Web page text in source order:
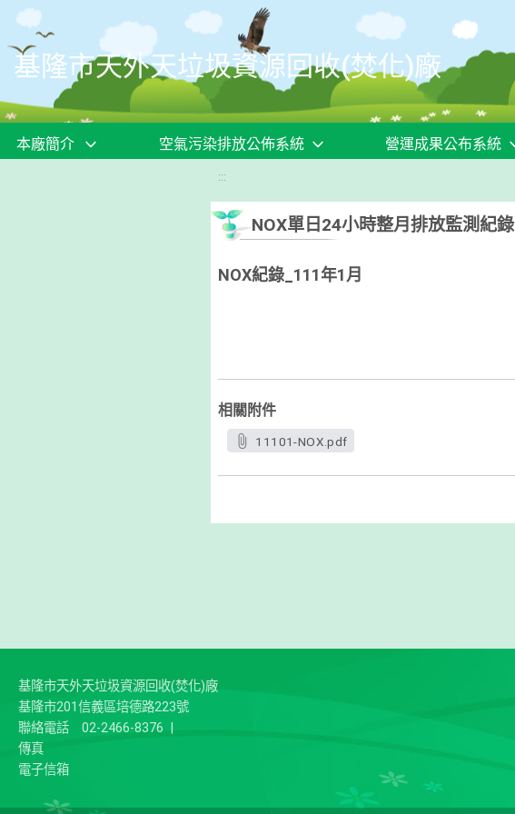
移至網頁之主要內容區位置
基隆市天外天垃圾資源回收(焚化)廠
本廠簡介 空氣污染排放公佈系統 營運成果公布系統
:::
NOX單日24小時整月排放監測紀錄
NOX紀錄_111年1月
相關附件
11101-NOX.pdf
基隆市天外天垃圾資源回收(焚化)廠
基隆市201信義區培德路223號
聯絡電話
02-2466-8376
傳真
電子信箱